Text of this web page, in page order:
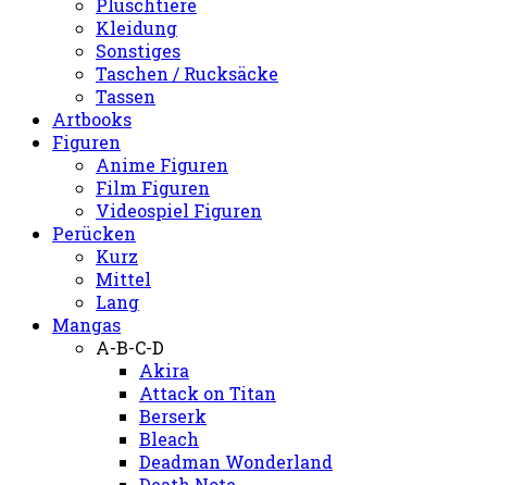
Plüschtiere
Kleidung
Sonstiges
Taschen / Rucksäcke
Tassen
Artbooks
Figuren
Anime Figuren
Film Figuren
Videospiel Figuren
Perücken
Kurz
Mittel
Lang
Mangas
A-B-C-D
Akira
Attack on Titan
Berserk
Bleach
Deadman Wonderland